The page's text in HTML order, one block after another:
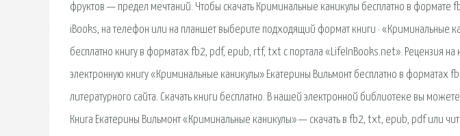
фруктов — предел мечтаний. Чтобы скачать Криминальные каникулы бесплатно в формате
iBooks, на телефон или на планшет выберите подходящий формат книги · «Криминальные
бесплатно книгу в форматах fb2, pdf, epub, rtf, txt с портала «LifeInBooks.net». Рецензия на
электронную книгу «Криминальные каникулы» Екатерины Вильмонт бесплатно в форматах
литературного сайта. Скачать книги бесплатно. В нашей электронной библиотеке вы
Книга Екатерины Вильмонт «Криминальные каникулы» — скачать в fb2, txt, epub, pdf или